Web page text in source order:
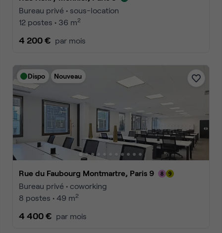
Bureau privé • sous-location
12 postes • 36 m2
4 200 € par mois
Dispo Nouveau
Rue du Faubourg Montmartre, Paris 9
Bureau privé • coworking
8 postes • 49 m2
4 400 € par mois